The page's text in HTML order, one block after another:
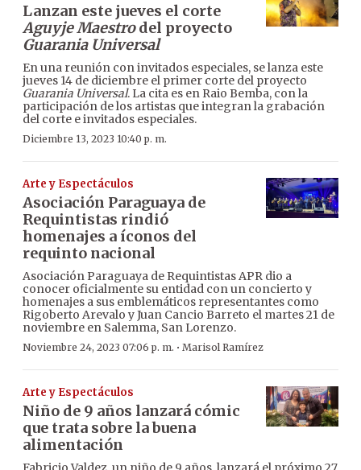
Lanzan este jueves el corte
Aguyje Maestrodel proyecto
Guarania Universal
En una reunión con invitados especiales, se lanza este
jueves 14 de diciembre el primer corte del proyecto
Guarania Universal. La cita es en Raio Bemba, con la
participación de los artistas que integran la grabación
del corte e invitados especiales.
Diciembre 13, 2023 10:40 p. m.
Arte y Espectáculos
Asociación Paraguaya de
Requintistas rindió
homenajes a íconos del
requinto nacional
Asociación Paraguaya de Requintistas APR dio a
conocer oficialmente su entidad con un concierto y
homenajes a sus emblemáticos representantes como
Rigoberto Arevalo y Juan Cancio Barreto el martes 21 de
noviembre en Salemma, San Lorenzo.
Noviembre 24, 2023 07:06 p. m. · Marisol Ramírez
Arte y Espectáculos
Niño de 9 años lanzará cómic
que trata sobre la buena
alimentación